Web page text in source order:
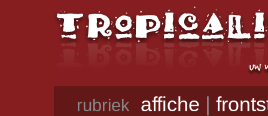
rubriek affiche |